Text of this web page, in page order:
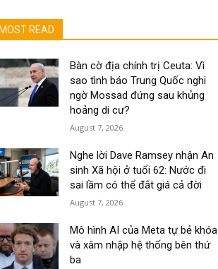
MOST READ
Bàn cờ địa chính trị Ceuta: Vì
sao tình báo Trung Quốc nghi
ngờ Mossad đứng sau khủng
hoảng di cư?
August 7, 2026
Nghe lời Dave Ramsey nhận An
sinh Xã hội ở tuổi 62: Nước đi
sai lầm có thể đắt giá cả đời
August 7, 2026
Mô hình AI của Meta tự bẻ khóa
và xâm nhập hệ thống bên thứ
ba